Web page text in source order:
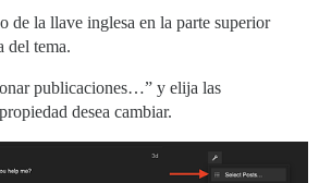
de la llave inglesa en la parte superior
del tema.
publicaciones…” y elija las
desea cambiar.